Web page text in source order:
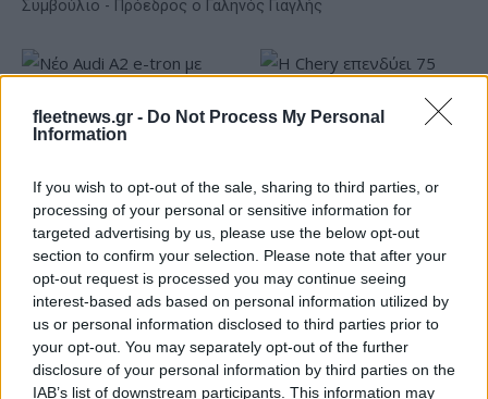
fleetnews.gr - Do Not Process My Personal
Information
If you wish to opt-out of the sale, sharing to third parties, or
processing of your personal or sensitive information for
targeted advertising by us, please use the below opt-out
section to confirm your selection. Please note that after your
opt-out request is processed you may continue seeing
interest-based ads based on personal information utilized by
us or personal information disclosed to third parties prior to
your opt-out. You may separately opt-out of the further
disclosure of your personal information by third parties on the
IAB’s list of downstream participants. This information may
Συμβούλιο - Πρόεδρος ο Γαληνός Γιαγλής
στόχο την κορυφή της
αποδοτικότητας
δολάρια στην KG Mobility
Το FIAT 500 Hybrid τώρα από 18.990 ευρώ